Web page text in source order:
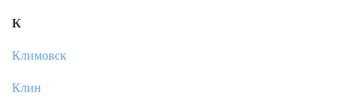
К
Климовск
Клин